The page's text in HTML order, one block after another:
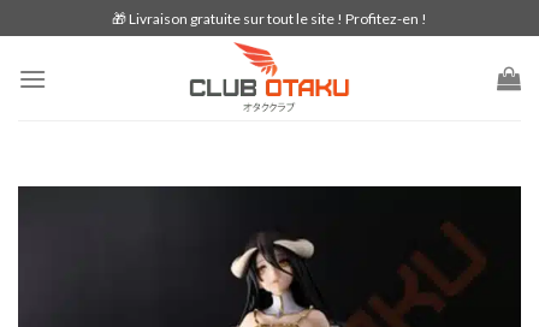
to
content
🎁 Livraison gratuite sur tout le site ! Profitez-en !